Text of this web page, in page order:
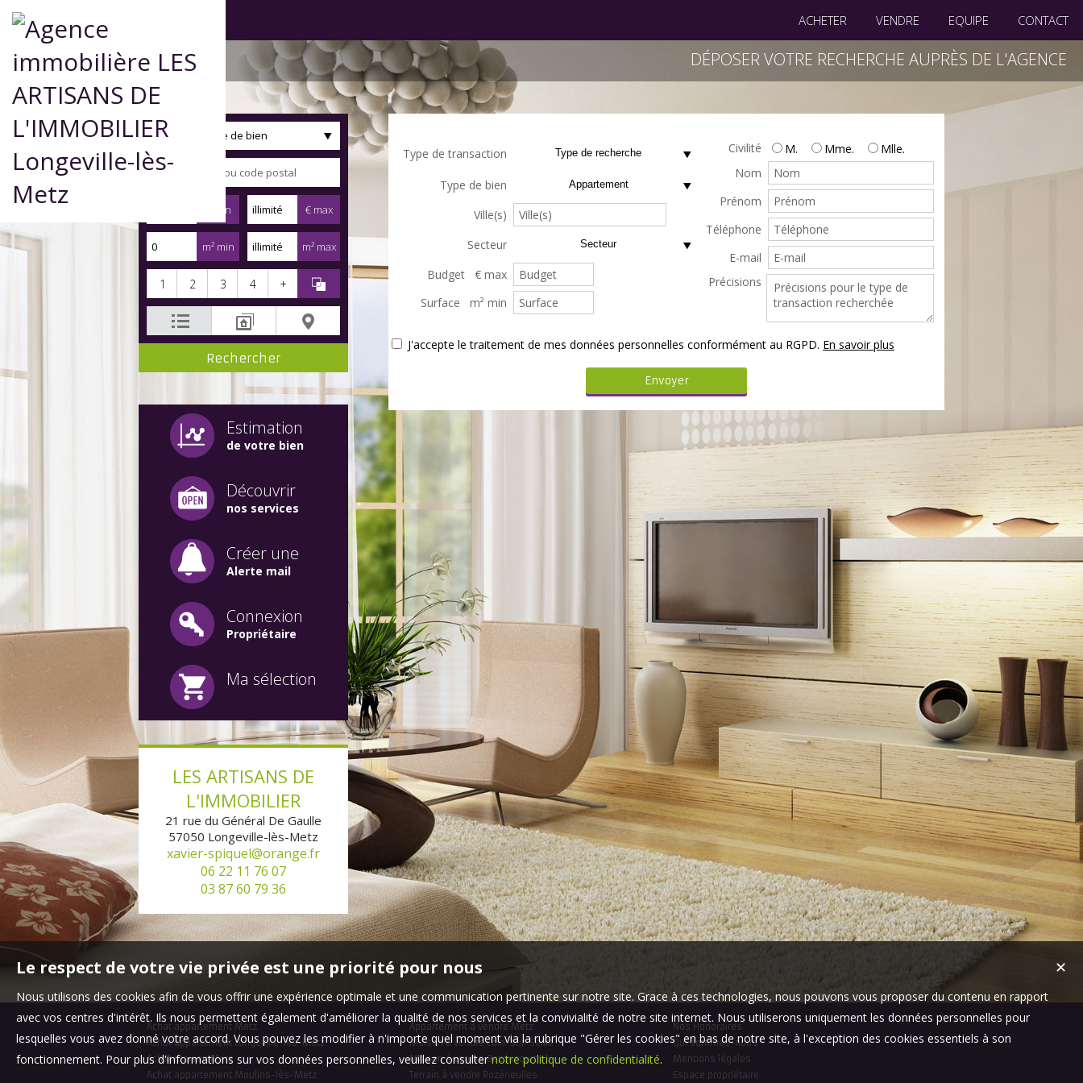
ACHETER VENDRE EQUIPE CONTACT
DÉPOSER VOTRE RECHERCHE AUPRÈS DE L'AGENCE
Type de bien
€ min € max
m² min m² max
1 2 3 4 +
Estimation
de votre bien
Découvrir
nos services
Créer une
Alerte mail
Connexion
Propriétaire
Ma sélection
LES ARTISANS DE
L'IMMOBILIER
21 rue du Général De Gaulle
57050 Longeville-lès-Metz
xavier-spiquel@orange.fr
06 22 11 76 07
03 87 60 79 36
Type de transaction Type de recherche
Type de bien Appartement
Ville(s)
Secteur
Secteur
Budget € max
Surface m² min
Civilité M. Mme.
Mlle.
Nom
Prénom
Téléphone
E-mail
Précisions
J'accepte le traitement de mes données personnelles conformément au RGPD. En savoir plus
Achat appartement Metz
Achat appartement Longeville-lès-Metz
Achat maison Metz
Achat appartement Moulins-lès-Metz
Appartement à vendre Metz
Maison à vendre Coin-sur-Seille
Maison à vendre Bazoncourt
Terrain à vendre Rozérieulles
Nos Honoraires
Qui sommes-nous
Mentions légales
Espace propriétaire
✕
Le respect de votre vie privée est une priorité pour nous
Nous utilisons des cookies afin de vous offrir une expérience optimale et une communication pertinente sur notre site. Grace à ces technologies, nous pouvons vous proposer du contenu en rapport
avec vos centres d'intérêt. Ils nous permettent également d'améliorer la qualité de nos services et la convivialité de notre site internet. Nous utiliserons uniquement les données personnelles pour
lesquelles vous avez donné votre accord. Vous pouvez les modifier à n'importe quel moment via la rubrique "Gérer les cookies" en bas de notre site, à l'exception des cookies essentiels à son
fonctionnement. Pour plus d'informations sur vos données personnelles, veuillez consulternotre politique de confidentialité.